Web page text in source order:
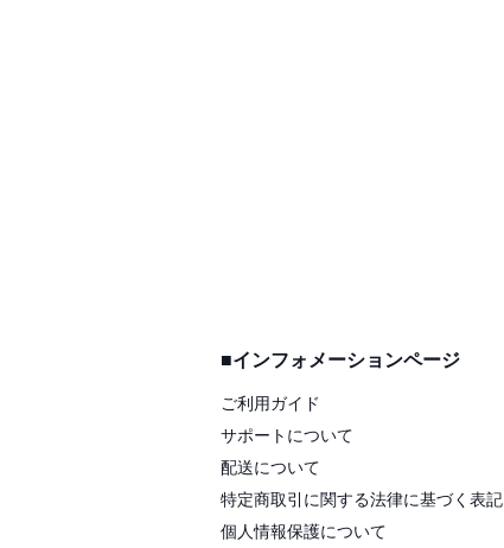
■インフォメーションページ
ご利用ガイド
サポートについて
配送について
特定商取引に関する法律に基づく表記
個人情報保護について